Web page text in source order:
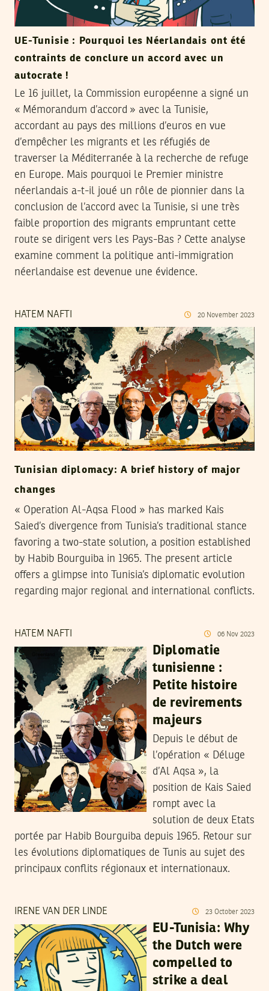
UE-Tunisie : Pourquoi les Néerlandais ont été
contraints de conclure un accord avec un
autocrate !
Le 16 juillet, la Commission européenne a signé un
« Mémorandum d’accord » avec la Tunisie,
accordant au pays des millions d’euros en vue
d’empêcher les migrants et les réfugiés de
traverser la Méditerranée à la recherche de refuge
en Europe. Mais pourquoi le Premier ministre
néerlandais a-t-il joué un rôle de pionnier dans la
conclusion de l’accord avec la Tunisie, si une très
faible proportion des migrants empruntant cette
route se dirigent vers les Pays-Bas ? Cette analyse
examine comment la politique anti-immigration
néerlandaise est devenue une évidence.
HATEM NAFTI 20 November 2023
Tunisian diplomacy: A brief history of major
changes
« Operation Al-Aqsa Flood » has marked Kais
Saied’s divergence from Tunisia’s traditional stance
favoring a two-state solution, a position established
by Habib Bourguiba in 1965. The present article
offers a glimpse into Tunisia’s diplomatic evolution
regarding major regional and international conflicts.
HATEM NAFTI 06 Nov 2023
Diplomatie
tunisienne :
Petite histoire
de revirements
majeurs
Depuis le début de
l’opération « Déluge
d’Al Aqsa », la
position de Kais Saied
rompt avec la
solution de deux Etats
portée par Habib Bourguiba depuis 1965. Retour sur
les évolutions diplomatiques de Tunis au sujet des
principaux conflits régionaux et internationaux.
IRENE VAN DER LINDE 23 October 2023
EU-Tunisia: Why
the Dutch were
compelled to
strike a deal